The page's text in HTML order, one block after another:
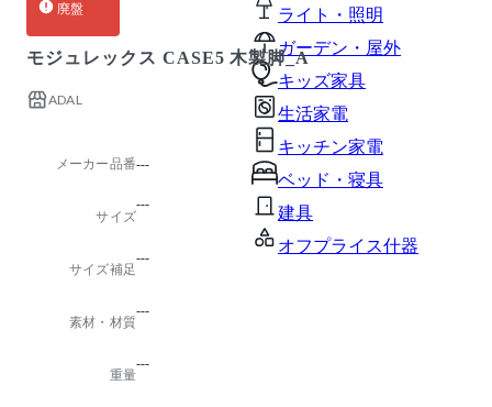
ライト・照明
ガーデン・屋外
キッズ家具
生活家電
キッチン家電
ベッド・寝具
建具
オフプライス什器
廃盤
モジュレックス CASE5 木製脚_A
ADAL
メーカー品番---
サイズ
---
サイズ補足
---
素材・材質
---
重量
---